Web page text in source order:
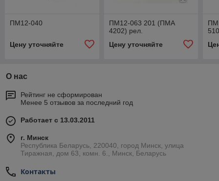
ПМ12-040
Цену уточняйте
ПМ12-063 201 (ПМА
4202) рел.
Цену уточняйте
О нас
Рейтинг не сформирован
Менее 5 отзывов за последний год
Работает с 13.03.2011
г. Минск
Республика Беларусь, 220040, город Минск, улица
Тиражная, дом 63, комн. 6., Минск, Беларусь
Контакты